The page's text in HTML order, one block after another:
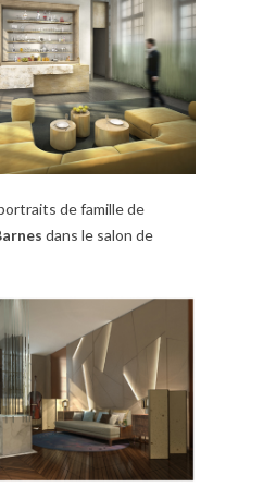
de famille de
dans le salon de